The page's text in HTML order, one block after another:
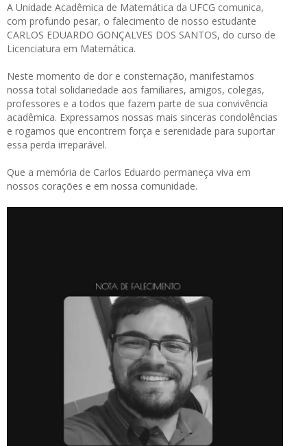
A Unidade Acadêmica de Matemática da UFCG comunica,
com profundo pesar, o falecimento de nosso estudante
CARLOS EDUARDO GONÇALVES DOS SANTOS, do curso de
Licenciatura em Matemática.
Neste momento de dor e consternação, manifestamos
nossa total solidariedade aos familiares, amigos, colegas,
professores e a todos que fazem parte de sua convivência
acadêmica. Expressamos nossas mais sinceras condolências
e rogamos que encontrem força e serenidade para suportar
essa perda irreparável.
Que a memória de Carlos Eduardo permaneça viva em
nossos corações e em nossa comunidade.